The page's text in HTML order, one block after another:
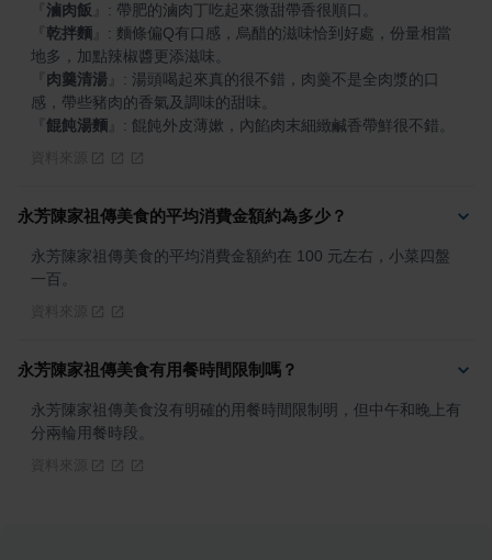
滷肉飯
乾拌麵
: 麵條偏Q有口感，烏醋的滋味恰到好處，份量相當
肉羹清湯
: 湯頭喝起來真的很不錯，肉羹不是全肉漿的口
餛飩湯麵 : 餛飩外皮薄嫰，內餡肉末細緻鹹香帶鮮很不錯。
永芳陳家祖傳美食的平均消費金額約為多少？
永芳陳家祖傳美食的平均消費金額約在 100 元左右，小菜四盤
一百。
永芳陳家祖傳美食有用餐時間限制嗎？
永芳陳家祖傳美食沒有明確的用餐時間限制明，但中午和晚上有
分兩輪用餐時段。